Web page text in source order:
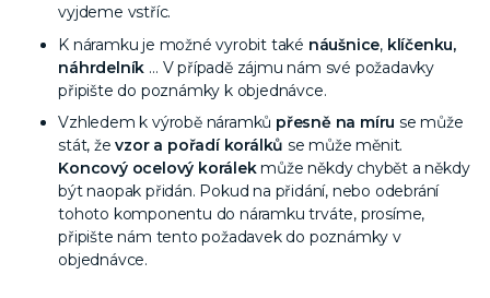
vyjdeme vstříc.
K náramku je možné vyrobit také náušnice, klíčenku,
náhrdelník … V případě zájmu nám své požadavky
připište do poznámky k objednávce.
Vzhledem k výrobě náramků přesně na míru se může
stát, ževzor a pořadí korálků se může měnit.
Koncový ocelový korálekmůže někdy chybět a někdy
být naopak přidán. Pokud na přidání, nebo odebrání
tohoto komponentu do náramku trváte, prosíme,
připište nám tento požadavek do poznámky v
objednávce.